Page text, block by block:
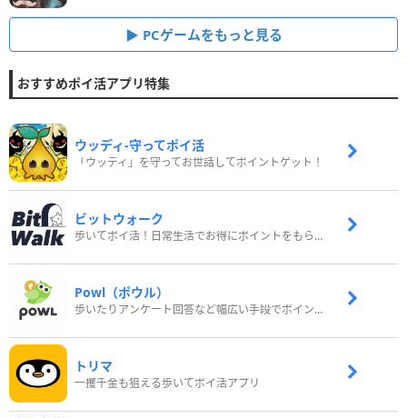
PCゲームをもっと見る
おすすめポイ活アプリ特集
ウッディ‐守ってポイ活
「ウッディ」を守ってお世話してポイントゲット！
ビットウォーク
歩いてポイ活！日常生活でお得にポイントをもらおう
Powl（ポウル）
歩いたりアンケート回答など幅広い手段でポイントをゲット
トリマ
一攫千金も狙える歩いてポイ活アプリ